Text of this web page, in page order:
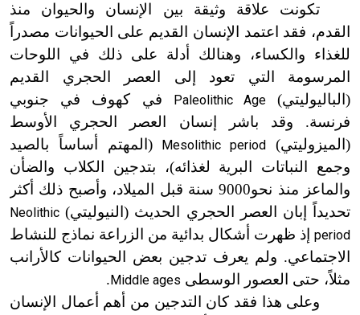
تكونت علاقة وثيقة بين الإنسان والحيوان منذ
القدم، فقد اعتمد الإنسان القديم على الحيوانات مصدراً
للغذاء والكساء، وهنالك أدلة على ذلك في اللوحات
المرسومة التي تعود إلى العصر الحجري القديم
(الباليوليتي)Paleolithic Age
في كهوف في جنوبي
فرنسة. وقد باشر إنسان العصر الحجري الأوسط
(الميزوليتي)
Mesolithic period
(المهتم أساساً بالصيد
وجمع النباتات البرية لغذائه)، بتدجين الكلاب والضأن
والماعز منذ نحو9000 سنة قبل الميلاد، وأصبح ذلك أكثر
تحديداً إبان العصر الحجري الحديث (النيوليتي) Neolithic
period إذ ظهرت أشكال بدائية من الزراعة نماذج للنشاط
الاجتماعي. ولم يعرف تدجين بعض الحيوانات كالأرانب
مثلاً، حتى العصور الوسطى Middle ages
.
وعلى هذا فقد كان التدجين من أهم أعمال الإنسان